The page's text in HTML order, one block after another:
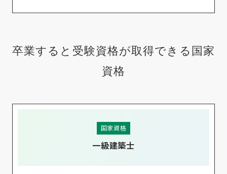
卒業すると受験資格が取得できる国家
資格
国家資格
一級建築士